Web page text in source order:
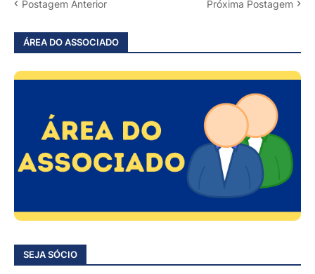
Postagem Anterior Próxima Postagem
ÁREA DO ASSOCIADO
SEJA SÓCIO